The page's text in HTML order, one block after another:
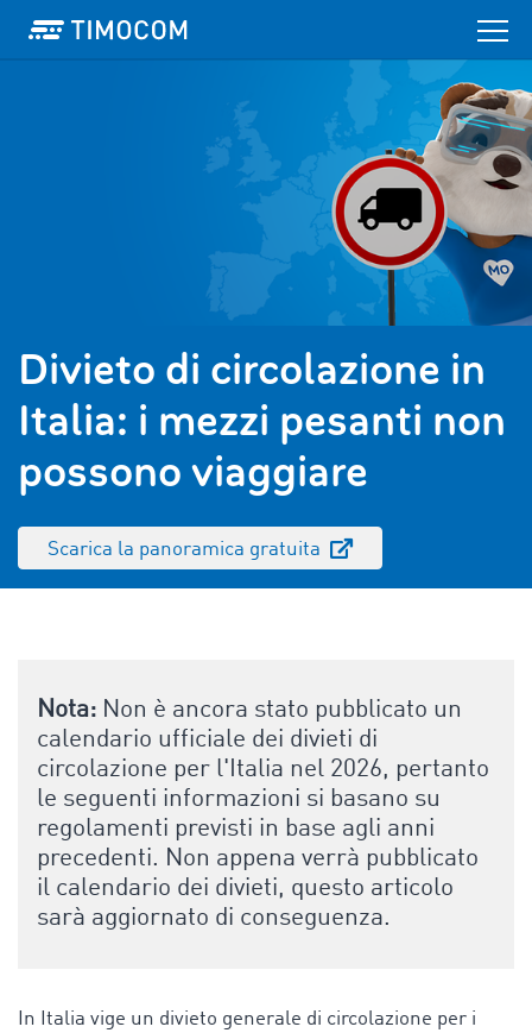
Divieto di circolazione in
Italia: i mezzi pesanti non
possono viaggiare
Scarica la panoramica gratuita
Nota: Non è ancora stato pubblicato un
calendario ufficiale dei divieti di
circolazione per l'Italia nel 2026, pertanto
le seguenti informazioni si basano su
regolamenti previsti in base agli anni
precedenti. Non appena verrà pubblicato
il calendario dei divieti, questo articolo
sarà aggiornato di conseguenza.
In Italia vige un divieto generale di circolazione per i